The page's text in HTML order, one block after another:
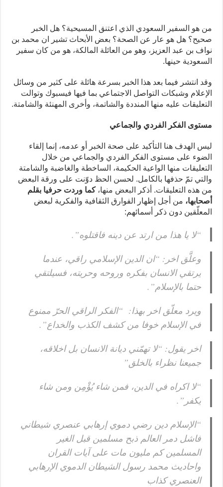
من هو السفير السعودي الذي اعتنق المسيحية؟ هل الخبر
صحيح؟ هل هو عار عن الصحة؟ بعض الأبحاث تشير ان محمد بن
نواف بن عبد العزيز، وهو من العائلة المالكة، هو من كان سفير
السعودية حينها.
وقد انتشر فيما بعد هذا الخبر بسرعة هائلة على كثير من وسائل
الإعلام وشبكات التواصل الاجتماعي بما فيها فيسبوك وتوالت
التعليقات عليه منها المنددة والشاتمة، وأخرى المهنئة والشامتة.
مستوى الفكر الفردي والجماعي
ليس الهدف هنا التأكيد على صحة الخبر أو عدمه، إنما إلقاء
الضوء على مستوى الفكر الفردي والجماعي من خلال
التعليقات منها الواعية الحكيمة، الساخطة والغاضبة والشامتة
والتي تمّ حذفها بالكامل. لحسن الحظ دوّنت على ورقة البعض
من هذه التعليقات. أذكر البعض منها،كما وردت حرفيا بقلم
أصحابها، من أجل إظهار الفوارق الثقافية والفكرية لبعض
المعلّقين دون ذكر أسمائهم:
“لا يا هذا من ارتد عن دينه فاقتلوه”.
وعلَّق اخر: “ان الدين الإسلامي راقي، عندما
يرتقي الانسان بفكره وروحه وحريته، فسيلتقي
حتما بالإسلام”.
ويرد معلّق اخر بهذا: “الفكر الراقي الحرّ ممنوع
في الإسلام خوفا من كشف الكذب والخداع”.
اخر يقول: “لا تهمّني ديانة الانسان بل اخلاقه،
جميعنا نظراء بالخلق”
“لا اكراه في الدين، فمن شاء يُؤْمِن ومن شاء
يكفر”.
“الإسلام دين رضي دموي إرهابي عنصري شيطاني
فاشل دمر العالم ذبح مسلمين قبل الغير
المسلمين كم مليون مات على آيات القران
واحاديث محمد رسول الشيطان الدموي الإرهابي
العنصري كذاب